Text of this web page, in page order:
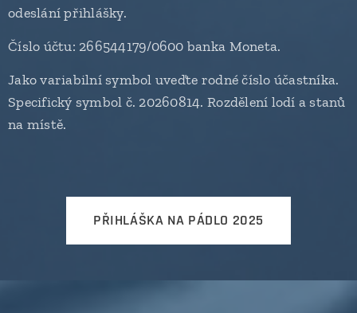
odeslání přihlášky.
Číslo účtu: 266544179/0600 banka Moneta.
Jako variabilní symbol uveďte rodné číslo účastníka.
Specifický symbol č. 20260814. Rozdělení lodí a stanů
na místě.
PŘIHLÁŠKA NA PÁDLO 2025